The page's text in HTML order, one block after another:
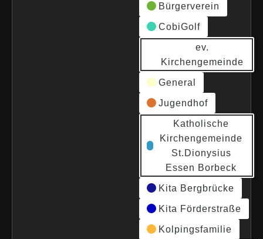
Bürgerverein
CobiGolf
ev.
Kirchengemeinde
General
Jugendhof
Katholische
Kirchengemeinde
St.Dionysius
Essen Borbeck
Kita Bergbrücke
Kita Förderstraße
Kolpingsfamilie